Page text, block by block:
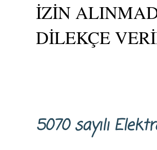
İZİN
DİLEKÇE
5070 sayılı